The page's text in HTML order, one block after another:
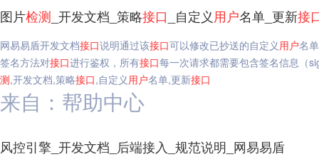
图片检测 _开发文档_策略接口 _自定义用户名单_更新接
网易易盾开发文档接口说明通过该接口可以修改已抄送的自定义用户名
签名方法对接口进行鉴权，所有接口每一次请求都需要包含签名信息（
测,开发文档,策略接口,自定义用户名单,更新接口
来自：帮助中心
风控引擎_开发文档_后端接入_规范说明_网易易盾